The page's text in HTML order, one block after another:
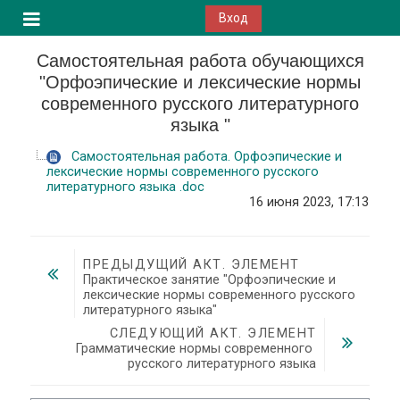
Перейти к основному содержанию
Боковая панель
Вход
Самостоятельная работа обучающихся
"Орфоэпические и лексические нормы
современного русского литературного
языка "
Самостоятельная работа. Орфоэпические и
лексические нормы современного русского
литературного языка .doc
16 июня 2023, 17:13
ПРЕДЫДУЩИЙ АКТ. ЭЛЕМЕНТ
Практическое занятие "Орфоэпические и
лексические нормы современного русского
литературного языка"
СЛЕДУЮЩИЙ АКТ. ЭЛЕМЕНТ
Грамматические нормы современного
русского литературного языка